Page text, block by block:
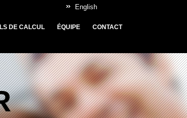
English
DE CALCUL ÉQUIPE CONTACT